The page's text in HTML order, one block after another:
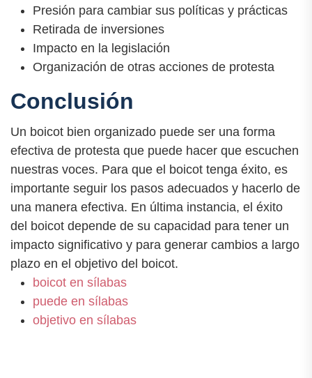
Presión para cambiar sus políticas y prácticas
Retirada de inversiones
Impacto en la legislación
Organización de otras acciones de protesta
Conclusión
Un boicot bien organizado puede ser una forma
efectiva de protesta que puede hacer que escuchen
nuestras voces. Para que el boicot tenga éxito, es
importante seguir los pasos adecuados y hacerlo de
una manera efectiva. En última instancia, el éxito
del boicot depende de su capacidad para tener un
impacto significativo y para generar cambios a largo
plazo en el objetivo del boicot.
boicot en sílabas
puede en sílabas
objetivo en sílabas